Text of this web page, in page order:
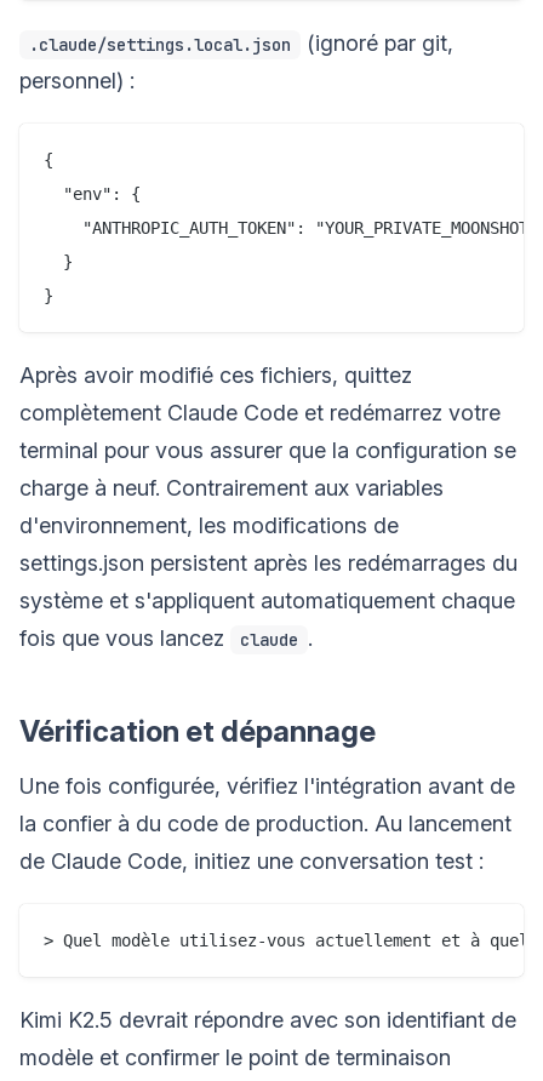
.claude/settings.local.json
(ignoré par git,
personnel) :
{
  "env": {
"ANTHROPIC_AUTH_TOKEN":
  }
Après avoir modifié ces fichiers, quittez
complètement Claude Code et redémarrez votre
terminal pour vous assurer que la configuration se
charge à neuf. Contrairement aux variables
d'environnement, les modifications de
settings.json persistent après les redémarrages du
système et s'appliquent automatiquement chaque
fois que vous lancez
claude .
Vérification et dépannage
Une fois configurée, vérifiez l'intégration avant de
la confier à du code de production. Au lancement
de Claude Code, initiez une conversation test :
Kimi K2.5 devrait répondre avec son identifiant de
modèle et confirmer le point de terminaison